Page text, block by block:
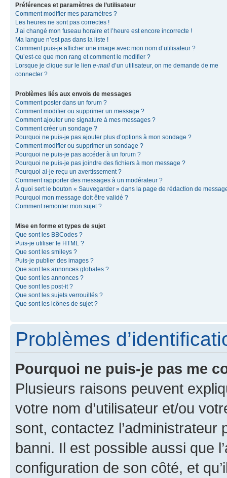
Préférences et paramètres de l’utilisateur
Comment modifier mes paramètres ?
Les heures ne sont pas correctes !
J’ai changé mon fuseau horaire et l’heure est encore incorrecte !
Ma langue n’est pas dans la liste !
Comment puis-je afficher une image avec mon nom d’utilisateur ?
Qu’est-ce que mon rang et comment le modifier ?
Lorsque je clique sur le lien e-mail d’un utilisateur, on me demande de me
connecter ?
Problèmes liés aux envois de messages
Comment poster dans un forum ?
Comment modifier ou supprimer un message ?
Comment ajouter une signature à mes messages ?
Comment créer un sondage ?
Pourquoi ne puis-je pas ajouter plus d’options à mon sondage ?
Comment modifier ou supprimer un sondage ?
Pourquoi ne puis-je pas accéder à un forum ?
Pourquoi ne puis-je pas joindre des fichiers à mon message ?
Pourquoi ai-je reçu un avertissement ?
Comment rapporter des messages à un modérateur ?
À quoi sert le bouton « Sauvegarder » dans la page de rédaction de
Pourquoi mon message doit être validé ?
Comment remonter mon sujet ?
Mise en forme et types de sujet
Que sont les BBCodes ?
Puis-je utiliser le HTML ?
Que sont les smileys ?
Puis-je publier des images ?
Que sont les annonces globales ?
Que sont les annonces ?
Que sont les post-it ?
Que sont les sujets verrouillés ?
Que sont les icônes de sujet ?
Problèmes
Pourquoi ne puis-je pas me
Plusieurs raisons peuvent
votre nom d’utilisateur et/ou
sont, contactez l’administrateur
banni. Il est possible aussi que
configuration de son côté, et